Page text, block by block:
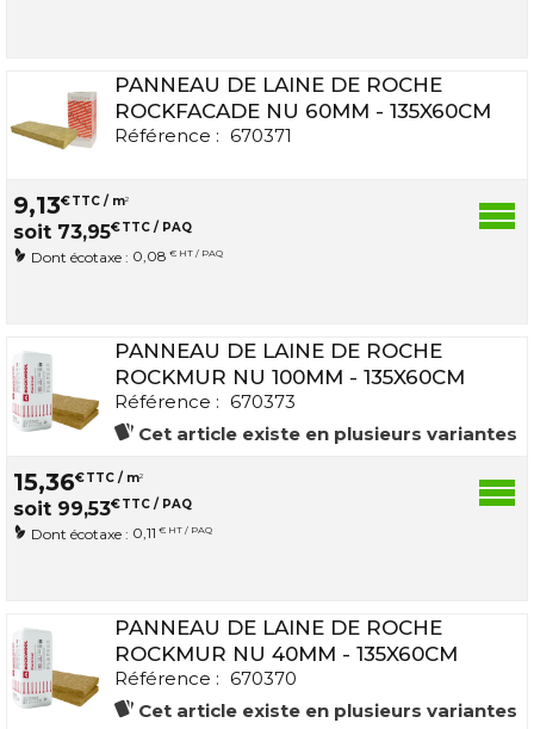
PANNEAU DE LAINE DE ROCHE
ROCKFACADE NU 60MM - 135X60CM
Référence : 670371
9,13€TTC / m2
soit 73,95€TTC / PAQ
Dont écotaxe : 0,08 € HT / PAQ
PANNEAU DE LAINE DE ROCHE
ROCKMUR NU 100MM - 135X60CM
Référence : 670373
Cet article existe en plusieurs variantes
15,36€TTC / m2
soit 99,53€TTC / PAQ
Dont écotaxe : 0,11 € HT / PAQ
PANNEAU DE LAINE DE ROCHE
ROCKMUR NU 40MM - 135X60CM
Référence : 670370
Cet article existe en plusieurs variantes